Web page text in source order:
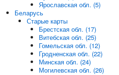
Ярославская обл. (5)
Беларусь
Старые карты
Брестская обл. (17)
Витебская обл. (25)
Гомельская обл. (12)
Гродненская обл. (22)
Минская обл. (24)
Могилевская обл. (26)